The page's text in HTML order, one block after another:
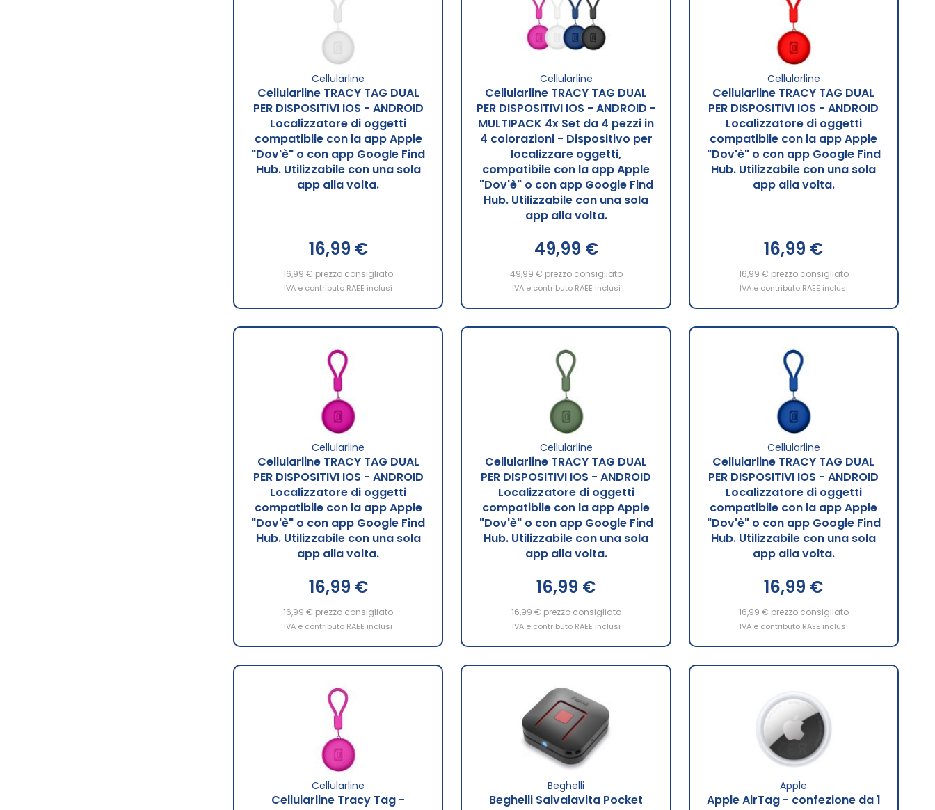
Cellularline
Cellularline TRACY TAG DUAL
PER DISPOSITIVI IOS - ANDROID
Localizzatore di oggetti
compatibile con la app Apple
"Dov'è" o con app Google Find
Hub. Utilizzabile con una sola
app alla volta.
16,99 €
16,99 € prezzo consigliato
IVA e contributo RAEE inclusi
Cellularline
Cellularline TRACY TAG DUAL
PER DISPOSITIVI IOS - ANDROID -
MULTIPACK 4x Set da 4 pezzi in
4 colorazioni - Dispositivo per
localizzare oggetti,
compatibile con la app Apple
"Dov'è" o con app Google Find
Hub. Utilizzabile con una sola
app alla volta.
49,99 €
49,99 € prezzo consigliato
IVA e contributo RAEE inclusi
Cellularline
Cellularline TRACY TAG DUAL
PER DISPOSITIVI IOS - ANDROID
Localizzatore di oggetti
compatibile con la app Apple
"Dov'è" o con app Google Find
Hub. Utilizzabile con una sola
app alla volta.
16,99 €
16,99 € prezzo consigliato
IVA e contributo RAEE inclusi
Cellularline
Cellularline TRACY TAG DUAL
PER DISPOSITIVI IOS - ANDROID
Localizzatore di oggetti
compatibile con la app Apple
"Dov'è" o con app Google Find
Hub. Utilizzabile con una sola
app alla volta.
16,99 €
16,99 € prezzo consigliato
IVA e contributo RAEE inclusi
Cellularline
Cellularline TRACY TAG DUAL
PER DISPOSITIVI IOS - ANDROID
Localizzatore di oggetti
compatibile con la app Apple
"Dov'è" o con app Google Find
Hub. Utilizzabile con una sola
app alla volta.
16,99 €
16,99 € prezzo consigliato
IVA e contributo RAEE inclusi
Cellularline
Cellularline TRACY TAG DUAL
PER DISPOSITIVI IOS - ANDROID
Localizzatore di oggetti
compatibile con la app Apple
"Dov'è" o con app Google Find
Hub. Utilizzabile con una sola
app alla volta.
16,99 €
16,99 € prezzo consigliato
IVA e contributo RAEE inclusi
Cellularline
Cellularline Tracy Tag -
Beghelli
Beghelli Salvalavita Pocket
Apple
Apple AirTag - confezione da 1